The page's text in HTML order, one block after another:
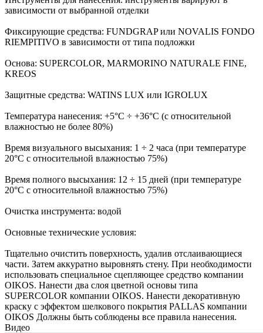
зависимости от выбранной отделки
Фиксирующие средства: FUNDGRAP или NOVALIS FONDO
RIEMPITIVO в зависимости от типа подложки
Основа: SUPERCOLOR, MARMORINO NATURALE FINE,
KREOS
Защитные средства: WATINS LUX или IGROLUX
Температура нанесения: +5°C ÷ +36°C (с относительной
влажностью не более 80%)
Время визуального высыхания: 1 ÷ 2 часа (при температуре
20°C с относительной влажностью 75%)
Время полного высыхания: 12 ÷ 15 дней (при температуре
20°C с относительной влажностью 75%)
Очистка инструмента: водой
Основные технические условия:
Тщательно очистить поверхность, удалив отслаивающиеся
части. Затем аккуратно выровнять стену. При необходимости
использовать специальное сцепляющее средство компании
OIKOS. Нанести два слоя цветной основы типа
SUPERCOLOR компании OIKOS. Нанести декоративную
краску с эффектом шелкового покрытия PALLAS компании
OIKOS Должны быть соблюдены все правила нанесения.
Видео